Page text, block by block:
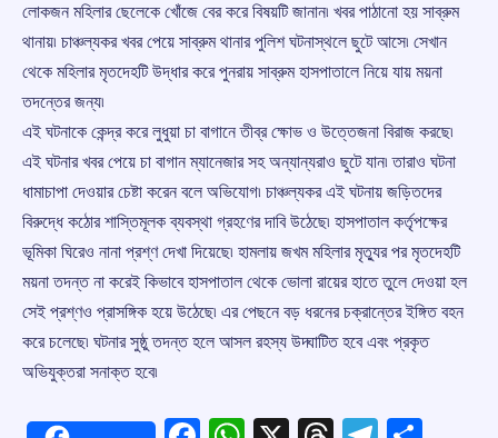
লোকজন মহিলার ছেলেকে খোঁজে বের করে বিষয়টি জানান৷ খবর পাঠানো হয় সাব্রুম
থানায়৷ চাঞ্চল্যকর খবর পেয়ে সাব্রুম থানার পুলিশ ঘটনাস্থলে ছুটে আসে৷ সেখান
থেকে মহিলার মৃতদেহটি উদ্ধার করে পুনরায় সাব্রুম হাসপাতালে নিয়ে যায় ময়না
তদন্তের জন্য৷
এই ঘটনাকে কেন্দ্র করে লুধুয়া চা বাগানে তীব্র ক্ষোভ ও উত্তেজনা বিরাজ করছে৷
এই ঘটনার খবর পেয়ে চা বাগান ম্যানেজার সহ অন্যান্যরাও ছুটে যান৷ তারাও ঘটনা
ধামাচাপা দেওয়ার চেষ্টা করেন বলে অভিযোগ৷ চাঞ্চল্যকর এই ঘটনায় জড়িতদের
বিরুদ্ধে কঠোর শাস্তিমূলক ব্যবস্থা গ্রহণের দাবি উঠেছে৷ হাসপাতাল কর্তৃপক্ষের
ভূমিকা ঘিরেও নানা প্রশ্ণ দেখা দিয়েছে৷ হামলায় জখম মহিলার মৃত্যুর পর মৃতদেহটি
ময়না তদন্ত না করেই কিভাবে হাসপাতাল থেকে ভোলা রায়ের হাতে তুলে দেওয়া হল
সেই প্রশ্ণও প্রাসঙ্গিক হয়ে উঠেছে৷ এর পেছনে বড় ধরনের চক্রান্তের ইঙ্গিত বহন
করে চলেছে৷ ঘটনার সুষ্ঠু তদন্ত হলে আসল রহস্য উদ্ঘাটিত হবে এবং প্রকৃত
অভিযুক্তরা সনাক্ত হবে৷